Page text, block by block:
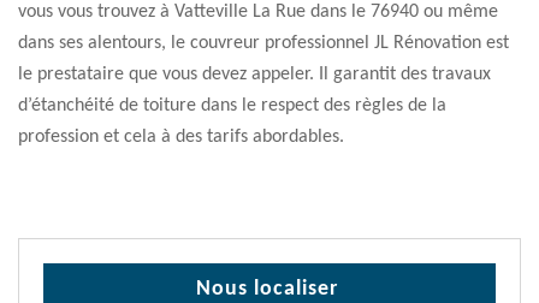
vous vous trouvez à Vatteville La Rue dans le 76940 ou même
dans ses alentours, le couvreur professionnel JL Rénovation est
le prestataire que vous devez appeler. Il garantit des travaux
d’étanchéité de toiture dans le respect des règles de la
profession et cela à des tarifs abordables.
Nous localiser